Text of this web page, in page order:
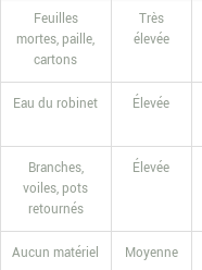
Feuilles
mortes, paille,
cartons
Très
élevée
Eau du robinet Élevée
Branches,
voiles, pots
retournés
Élevée
Aucun matériel Moyenne